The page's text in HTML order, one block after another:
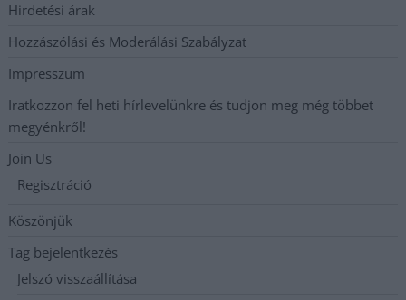
Hirdetési árak
Hozzászólási és Moderálási Szabályzat
Impresszum
Iratkozzon fel heti hírlevelünkre és tudjon meg még többet
megyénkről!
Join Us
Regisztráció
Köszönjük
Tag bejelentkezés
Jelszó visszaállítása